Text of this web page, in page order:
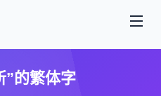
”的繁体字